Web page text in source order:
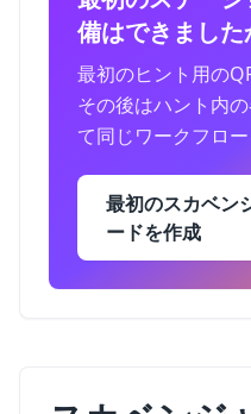
備はできました
最初のヒント用の
その後はハント内
て同じワークフロー
最初のスカベン
ードを作成